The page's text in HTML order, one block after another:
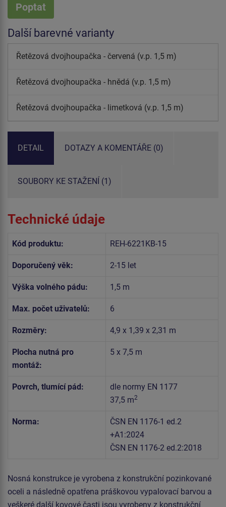
Poptat
Další barevné varianty
Řetězová dvojhoupačka - červená (v.p. 1,5 m)
Řetězová dvojhoupačka - hnědá (v.p. 1,5 m)
Řetězová dvojhoupačka - limetková (v.p. 1,5 m)
DETAIL DOTAZY A KOMENTÁŘE (0)
SOUBORY KE STAŽENÍ (1)
Technické údaje
Kód produktu: REH-6221KB-15
Doporučený věk: 2-15 let
Výška volného pádu: 1,5 m
Max. počet uživatelů: 6
Rozměry: 4,9 x 1,39 x 2,31 m
Plocha nutná pro
montáž:
5 x 7,5 m
Povrch, tlumící pád:
dle normy EN 1177
37,5 m2
Norma:
ČSN EN 1176-1 ed.2
+A1:2024
ČSN EN 1176-2 ed.2:2018
Nosná konstrukce je vyrobena z konstrukční pozinkované
oceli a následně opatřena práškovou vypalovací barvou a
veškeré další kovové časti jsou vyrobeny z konstrukční